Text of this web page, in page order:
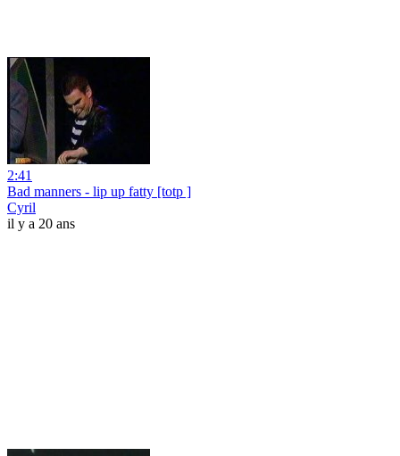
2:41
Bad manners - lip up fatty [totp ]
Cyril
il y a 20 ans